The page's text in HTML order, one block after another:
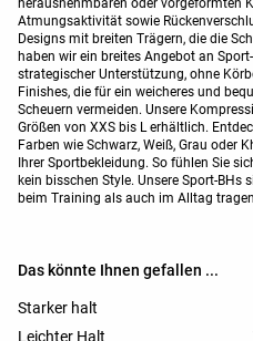
herausnehmbaren oder vorgeformten
Atmungsaktivität sowie
Designs mit breiten Trägern, die die
haben wir ein breites Angebot an
strategischer Unterstützung, ohne
Finishes, die für ein weicheres und
Scheuern vermeiden. Unsere
Größen von XXS bis L erhältlich.
Farben wie Schwarz, Weiß, Grau oder
Ihrer Sportbekleidung. So fühlen Sie
kein bisschen Style. Unsere Sport-BHs
beim Training als auch im Alltag
Das könnte Ihnen gefallen ...
Starker halt
Leichter Halt